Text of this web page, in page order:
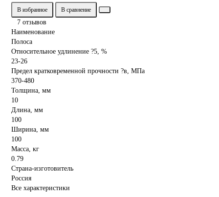
В избранное В сравнение
7 отзывов
Наименование
Полоса
Относительное удлинение ?5, %
23-26
Предел кратковременной прочности ?в, МПа
370-480
Толщина, мм
10
Длина, мм
100
Ширина, мм
100
Масса, кг
0.79
Страна-изготовитель
Россия
Все характеристики